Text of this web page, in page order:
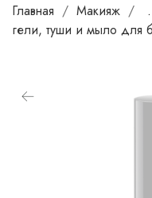
Главная Макияж
гели, туши и мыло для